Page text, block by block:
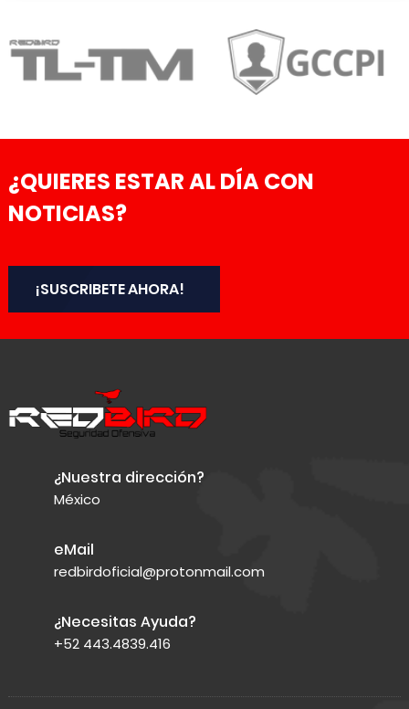
¿QUIERES ESTAR AL DÍA CON
NOTICIAS?
¡SUSCRIBETE AHORA!
¿Nuestra dirección?
México
eMail
redbirdoficial@protonmail.com
¿Necesitas Ayuda?
+52 443.4839.416